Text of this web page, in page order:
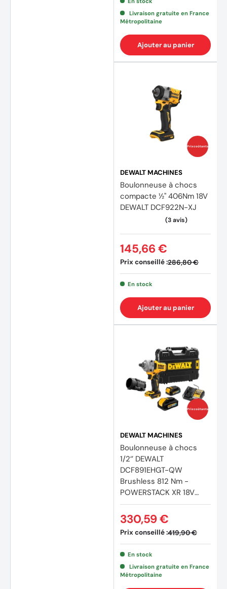
Livraison gratuite en France
Métropolitaine
Ajouter au panier
Prix coûtants
DEWALT MACHINES
Boulonneuse à chocs
compacte ½'' 406Nm 18V
DEWALT DCF922N-XJ
Prix conseillé :286,80 €
145,66 €
En stock
Ajouter au panier
Prix coûtants
DEWALT MACHINES
Boulonneuse à chocs
1/2‘’ DEWALT
DCF891EHGT-QW
Brushless 812 Nm -
POWERSTACK XR 18V
2X1.7/5Ah Li-Ion - jonc
de sécurité
Prix conseillé :419,90 €
330,59 €
En stock
Livraison gratuite en France
Métropolitaine